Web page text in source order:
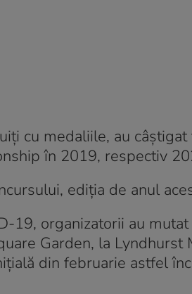
cu medaliile, au
în 2019, respectiv
ediţia de anul
19, organizatorii au
Garden, la
din februarie astfel